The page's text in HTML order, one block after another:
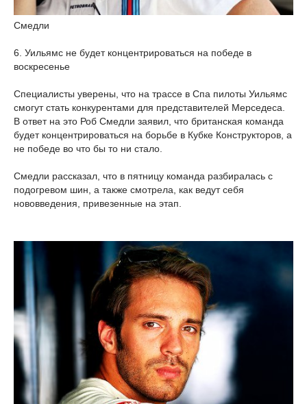
Смедли
6. Уильямс не будет концентрироваться на победе в
воскресенье
Специалисты уверены, что на трассе в Спа пилоты Уильямс
смогут стать конкурентами для представителей Мерседеса.
В ответ на это Роб Смедли заявил, что британская команда
будет концентрироваться на борьбе в Кубке Конструкторов, а
не победе во что бы то ни стало.
Смедли рассказал, что в пятницу команда разбиралась с
подогревом шин, а также смотрела, как ведут себя
нововведения, привезенные на этап.